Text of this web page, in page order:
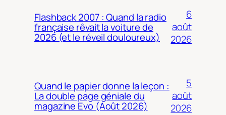
Flashback 2007 : Quand la radio
française rêvait la voiture de
2026 (et le réveil douloureux)
6
août
2026
Quand le papier donne la leçon :
La double page géniale du
magazine Evo (Août 2026)
5
août
2026